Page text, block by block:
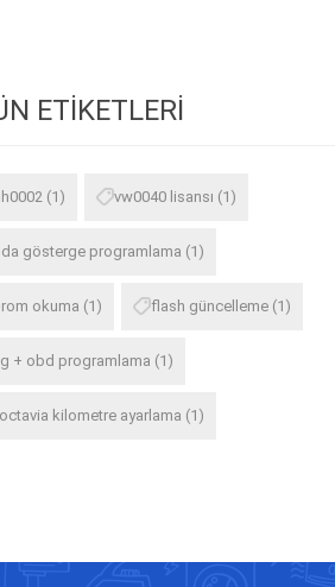
ETIKETLERI
(1) vw0040 lisansı (1)
gösterge programlama (1)
okuma (1) flash güncelleme (1)
+ obd programlama (1)
kilometre ayarlama (1)